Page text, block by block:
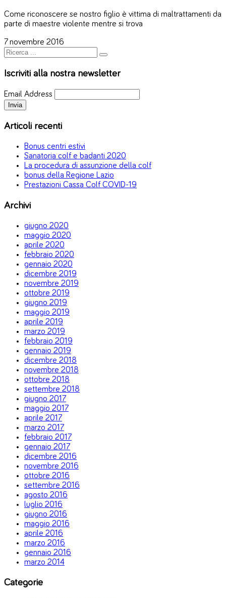
Come riconoscere se nostro figlio è vittima di maltrattamenti da
parte di maestre violente mentre si trova
7 novembre 2016
Iscriviti alla nostra newsletter
Email Address
Articoli recenti
Bonus centri estivi
Sanatoria colf e badanti 2020
La procedura di assunzione della colf
bonus della Regione Lazio
Prestazioni Cassa Colf COVID-19
Archivi
giugno 2020
maggio 2020
aprile 2020
febbraio 2020
gennaio 2020
dicembre 2019
novembre 2019
ottobre 2019
giugno 2019
maggio 2019
aprile 2019
marzo 2019
febbraio 2019
gennaio 2019
dicembre 2018
novembre 2018
ottobre 2018
settembre 2018
giugno 2017
maggio 2017
aprile 2017
marzo 2017
febbraio 2017
gennaio 2017
dicembre 2016
novembre 2016
ottobre 2016
settembre 2016
agosto 2016
luglio 2016
giugno 2016
maggio 2016
aprile 2016
marzo 2016
gennaio 2016
marzo 2014
Categorie